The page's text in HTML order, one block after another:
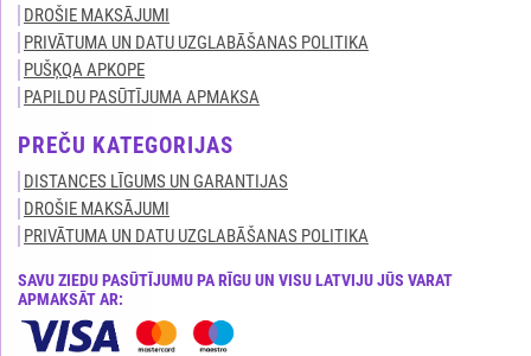
DROŠIE MAKSĀJUMI
PRIVĀTUMA UN DATU UZGLABĀŠANAS POLITIKA
PUŠĶQA APKOPE
PAPILDU PASŪTĪJUMA APMAKSA
PREČU KATEGORIJAS
DISTANCES LĪGUMS UN GARANTIJAS
DROŠIE MAKSĀJUMI
PRIVĀTUMA UN DATU UZGLABĀŠANAS POLITIKA
SAVU ZIEDU PASŪTĪJUMU PA RĪGU UN VISU LATVIJU JŪS VARAT
APMAKSĀT AR: